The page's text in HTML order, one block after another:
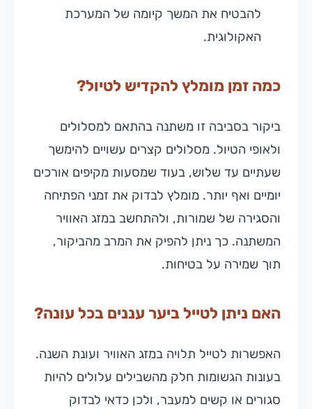
להבטיח את המשך קיומה של המערכת
האקולוגית.
כמה זמן מומלץ להקדיש לטיול?
ביקור בסביבה זו משתנה בהתאם למסלולים
ולאופי הטיול. מסלולים קצרים עשויים להימשך
שעתיים עד שלוש, בעוד שמסעות מקיפים אורכים
יומיים ואף יותר. מומלץ לבדוק את זמני הפתיחה
והסגירה של שמורות, ולהתחשב במזג האוויר
המשתנה. כך ניתן להפיק את המרב מהביקור,
תוך שמירה על בטיחות.
האם ניתן לטייל ביער עננים בכל עונה?
האפשרות לטייל תלויה במזג האוויר ועונת השנה.
בעונות הגשומות חלק מהשבילים עלולים להיות
סגורים או קשים למעבר, ולכן כדאי לבדוק